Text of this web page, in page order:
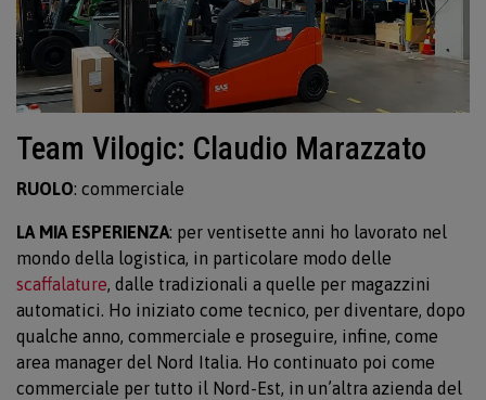
Team Vilogic: Claudio Marazzato
RUOLO: commerciale
LA MIA ESPERIENZA: per ventisette anni ho lavorato nel
mondo della logistica, in particolare modo delle
scaffalature, dalle tradizionali a quelle per magazzini
automatici. Ho iniziato come tecnico, per diventare, dopo
qualche anno, commerciale e proseguire, infine, come
area manager del Nord Italia. Ho continuato poi come
commerciale per tutto il Nord-Est, in un’altra azienda del